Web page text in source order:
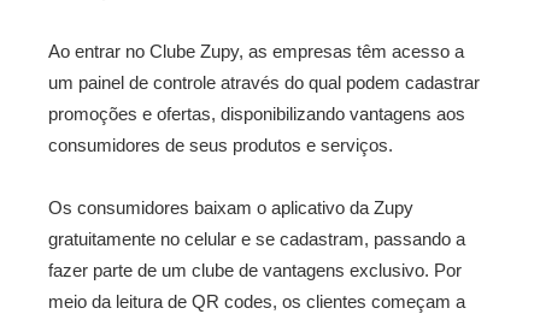
Ao entrar no Clube Zupy, as empresas têm acesso a
um painel de controle através do qual podem cadastrar
promoções e ofertas, disponibilizando vantagens aos
consumidores de seus produtos e serviços.
Os consumidores baixam o aplicativo da Zupy
gratuitamente no celular e se cadastram, passando a
fazer parte de um clube de vantagens exclusivo. Por
meio da leitura de QR codes, os clientes começam a